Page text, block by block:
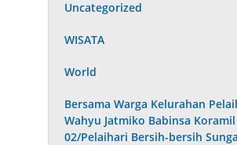
Uncategorized
WISATA
World
Bersama Warga Kelurahan
Wahyu Jatmiko Babinsa Koramil
02/Pelaihari Bersih-bersih